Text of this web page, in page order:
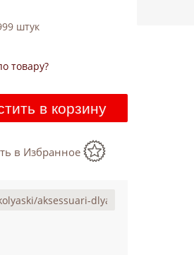
штук
товару?
в корзину
в Избранное